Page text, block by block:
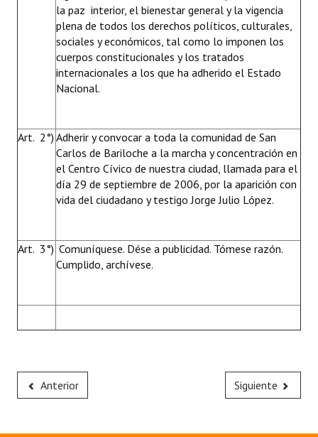
la paz interior, el bienestar general y la vigencia
plena de todos los derechos políticos, culturales,
sociales y económicos, tal como lo imponen los
cuerpos constitucionales y los tratados
internacionales a los que ha adherido el Estado
Nacional.
Art. 2°) Adherir y convocar a toda la comunidad de San
Carlos de Bariloche a la marcha y concentración en
el Centro Cívico de nuestra ciudad, llamada para el
día 29 de septiembre de 2006, por la aparición con
vida del ciudadano y testigo Jorge Julio López.
Art. 3°) Comuníquese. Dése a publicidad. Tómese razón.
Cumplido, archívese.
Anterior Siguiente